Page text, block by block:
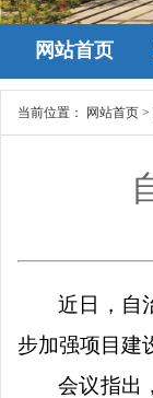
网站首页
当前位置： 网站首页 >
近日
，
步加强项目建
会议指出